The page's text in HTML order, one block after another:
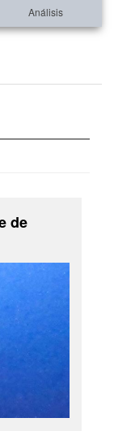
Análisis
de